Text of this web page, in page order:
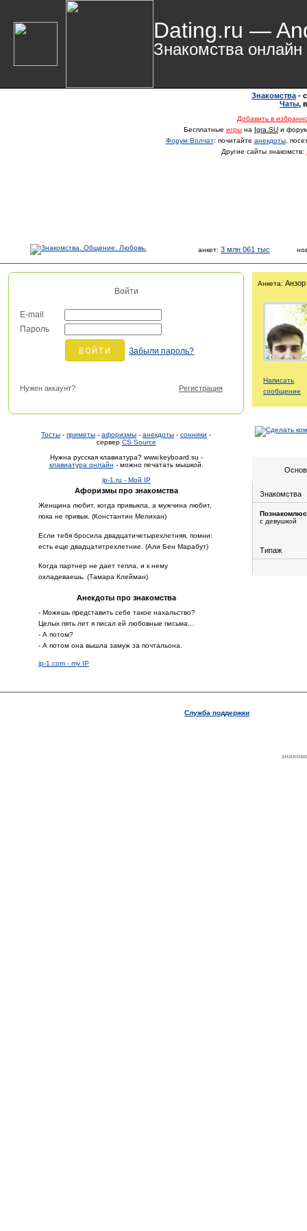
Dating.ru —
Знакомства онлайн
Знакомства -
Чаты,
Добавить в
Бесплатные игры на Igra.SU и
Форум Волчат: почитайте анекдоты,
Другие сайты знакомств:
анкет: 3 млн 061 тыс
Войти
E-mail
Пароль
Забыли пароль?
Нужен аккаунт? Регистрация
Тосты - приметы - афоризмы - анекдоты - сонники -
сервер CS Source
Нужна русская клавиатура? www.keyboard.su -
клавиатура онлайн - можно печатать мышкой.
ip-1.ru - Мой IP
Афоризмы про знакомства
Женщина любит, когда привыкла, а мужчина любит,
пока не привык. (Константин Мелихан)
Если тебя бросила двадцатичетырехлетняя, помни:
есть еще двадцатитрехлетние. (Али Бен Марабут)
Когда партнер не дает тепла, и к нему
охладеваешь. (Тамара Клейман)
Анекдоты про знакомства
- Можешь представить себе такое нахальство?
Целых пять лет я писал ей любовные письма...
- А потом?
- А потом она вышла замуж за почтальона.
ip-1.com - my IP
Анкета: Анзор
Написать
сообщение
Знакомства
с девушкой
Типаж
Служба поддержки